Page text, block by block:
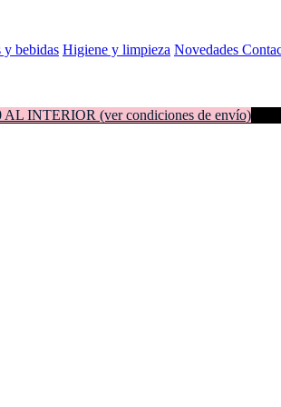
bebidas Higiene y limpieza Novedades
INTERIOR (ver condiciones de envío)